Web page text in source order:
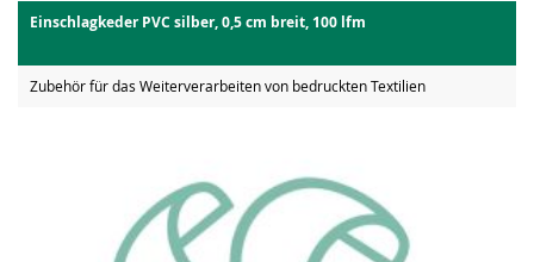
Einschlagkeder PVC silber, 0,5 cm breit, 100 lfm
Zubehör für das Weiterverarbeiten von bedruckten Textilien